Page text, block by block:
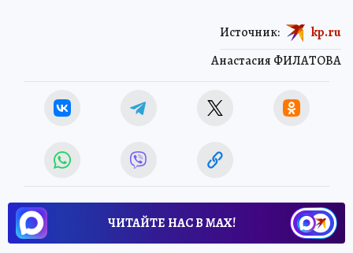
Анастасия ФИЛАТОВА
Источник: kp.ru
ЧИТАЙТЕ НАС В МАХ!